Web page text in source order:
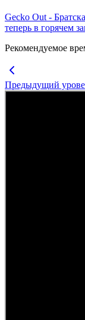
Gecko Out -
теперь в горячем
Рекомендуемое
Предыдущий